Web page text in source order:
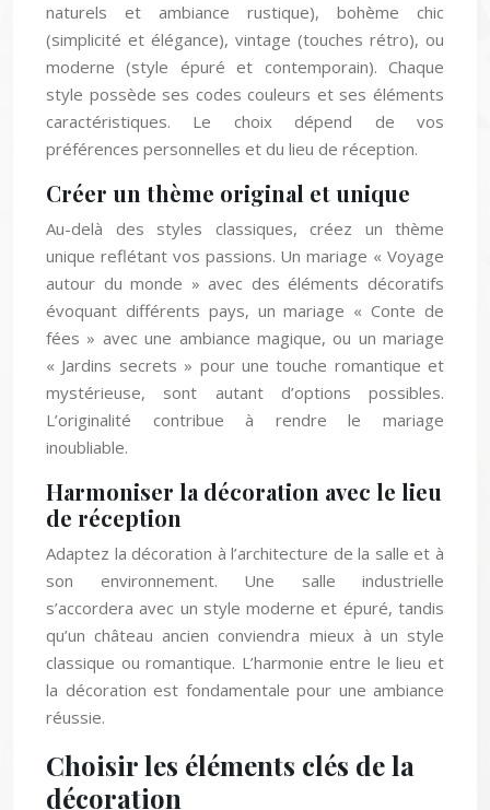
naturels et ambiance rustique), bohème chic
(simplicité et élégance), vintage (touches rétro), ou
moderne (style épuré et contemporain). Chaque
style possède ses codes couleurs et ses éléments
caractéristiques. Le choix dépend de vos
préférences personnelles et du lieu de réception.
Créer un thème original et unique
Au-delà des styles classiques, créez un thème
unique reflétant vos passions. Un mariage « Voyage
autour du monde » avec des éléments décoratifs
évoquant différents pays, un mariage « Conte de
fées » avec une ambiance magique, ou un mariage
« Jardins secrets » pour une touche romantique et
mystérieuse, sont autant d’options possibles.
L’originalité contribue à rendre le mariage
inoubliable.
Harmoniser la décoration avec le lieu
de réception
Adaptez la décoration à l’architecture de la salle et à
son environnement. Une salle industrielle
s’accordera avec un style moderne et épuré, tandis
qu’un château ancien conviendra mieux à un style
classique ou romantique. L’harmonie entre le lieu et
la décoration est fondamentale pour une ambiance
réussie.
Choisir les éléments clés de la
décoration